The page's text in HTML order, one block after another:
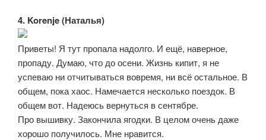
4. Korenje (Наталья)
Приветы! Я тут пропала надолго. И ещё, наверное,
пропаду. Думаю, что до осени. Жизнь кипит, я не
успеваю ни отчитываться вовремя, ни всё остальное. В
общем, пока хаос. Намечается несколько поездок. В
общем вот. Надеюсь вернуться в сентябре.
Про вышивку. Закончила ягодки. В целом очень даже
хорошо получилось. Мне нравится.